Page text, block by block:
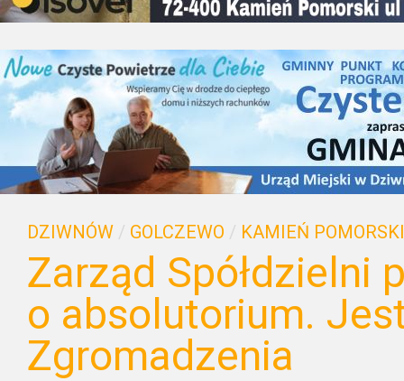
DZIWNÓW / GOLCZEWO / KAMIEŃ POMORSKI
Zarząd Spółdzielni
o absolutorium.
Zgromadzenia